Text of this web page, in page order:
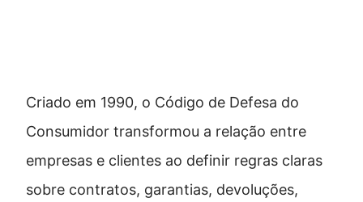
Criado em 1990, o Código de Defesa do
Consumidor transformou a relação entre
empresas e clientes ao definir regras claras
sobre contratos, garantias, devoluções,